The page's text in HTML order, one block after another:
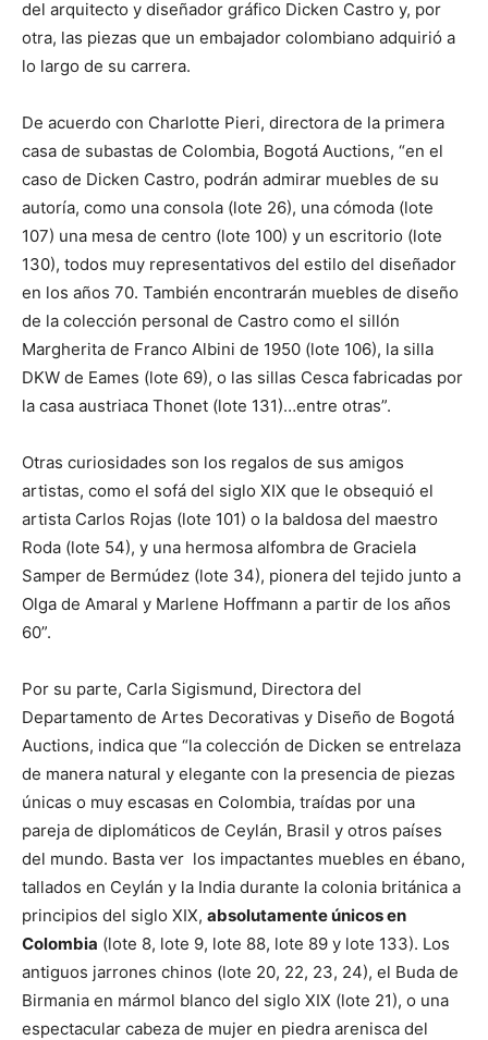
del arquitecto y diseñador gráfico Dicken Castro y, por
otra, las piezas que un embajador colombiano adquirió a
lo largo de su carrera.
De acuerdo con Charlotte Pieri, directora de la primera
casa de subastas de Colombia, Bogotá Auctions, “en el
caso de Dicken Castro, podrán admirar muebles de su
autoría, como una consola (lote 26), una cómoda (lote
107) una mesa de centro (lote 100) y un escritorio (lote
130), todos muy representativos del estilo del diseñador
en los años 70. También encontrarán muebles de diseño
de la colección personal de Castro como el sillón
Margherita de Franco Albini de 1950 (lote 106), la silla
DKW de Eames (lote 69), o las sillas Cesca fabricadas por
la casa austriaca Thonet (lote 131)…entre otras”.
Otras curiosidades son los regalos de sus amigos
artistas, como el sofá del siglo XIX que le obsequió el
artista Carlos Rojas (lote 101) o la baldosa del maestro
Roda (lote 54), y una hermosa alfombra de Graciela
Samper de Bermúdez (lote 34), pionera del tejido junto a
Olga de Amaral y Marlene Hoffmann a partir de los años
60”.
Por su parte, Carla Sigismund, Directora del
Departamento de Artes Decorativas y Diseño de Bogotá
Auctions, indica que “la colección de Dicken se entrelaza
de manera natural y elegante con la presencia de piezas
únicas o muy escasas en Colombia, traídas por una
pareja de diplomáticos de Ceylán, Brasil y otros países
del mundo. Basta ver los impactantes muebles en ébano,
tallados en Ceylán y la India durante la colonia británica a
principios del siglo XIX, absolutamente únicos en
Colombia (lote 8, lote 9, lote 88, lote 89 y lote 133). Los
antiguos jarrones chinos (lote 20, 22, 23, 24), el Buda de
Birmania en mármol blanco del siglo XIX (lote 21), o una
espectacular cabeza de mujer en piedra arenisca del